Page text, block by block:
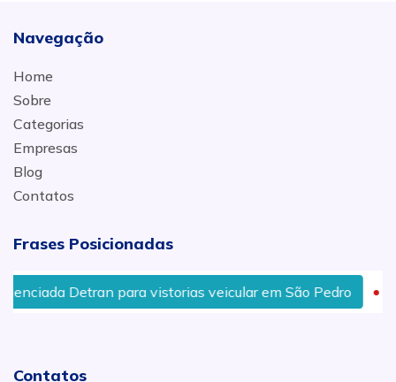
Navegação
Home
Sobre
Categorias
Empresas
Blog
Contatos
Frases Posicionadas
para vistorias veicular em São Pedro Vistoria
Contatos